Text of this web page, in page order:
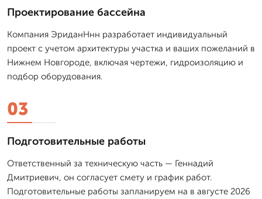
Проектирование бассейна
Компания ЭриданНнн разработает индивидуальный
проект с учетом архитектуры участка и ваших пожеланий в
Нижнем Новгороде, включая чертежи, гидроизоляцию и
подбор оборудования.
03
Подготовительные работы
Ответственный за техническую часть — Геннадий
Дмитриевич, он согласует смету и график работ.
Подготовительные работы запланируем на в августе 2026